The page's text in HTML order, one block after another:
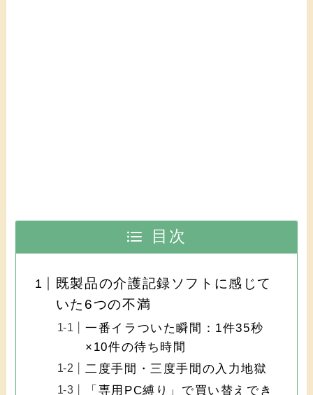
目次
既製品の介護記録ソフトに感じて
いた6つの不満
一番イラついた瞬間：1件35秒
×10件の待ち時間
二度手間・三度手間の入力地獄
「専用PC縛り」で買い替えでき